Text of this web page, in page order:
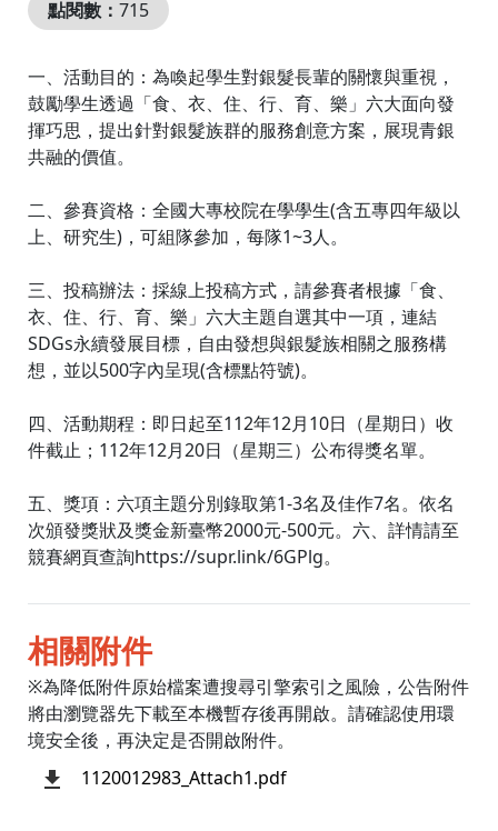
點閱數： 715
一、活動目的：為喚起學生對銀髮長輩的關懷與重視，
鼓勵學生透過「食、衣、住、行、育、樂」六大面向發
揮巧思，提出針對銀髮族群的服務創意方案，展現青銀
共融的價值。
二、參賽資格：全國大專校院在學學生(含五專四年級以
上、研究生)，可組隊參加，每隊1~3人。
三、投稿辦法：採線上投稿方式，請參賽者根據「食、
衣、住、行、育、樂」六大主題自選其中一項，連結
SDGs永續發展目標，自由發想與銀髮族相關之服務構
想，並以500字內呈現(含標點符號)。
四、活動期程：即日起至112年12月10日（星期日）收
件截止；112年12月20日（星期三）公布得獎名單。
五、獎項：六項主題分別錄取第1-3名及佳作7名。依名
次頒發獎狀及獎金新臺幣2000元-500元。六、詳情請至
競賽網頁查詢https://supr.link/6GPlg。
相關附件
※為降低附件原始檔案遭搜尋引擎索引之風險，公告附件
將由瀏覽器先下載至本機暫存後再開啟。請確認使用環
境安全後，再決定是否開啟附件。
1120012983_Attach1.pdf